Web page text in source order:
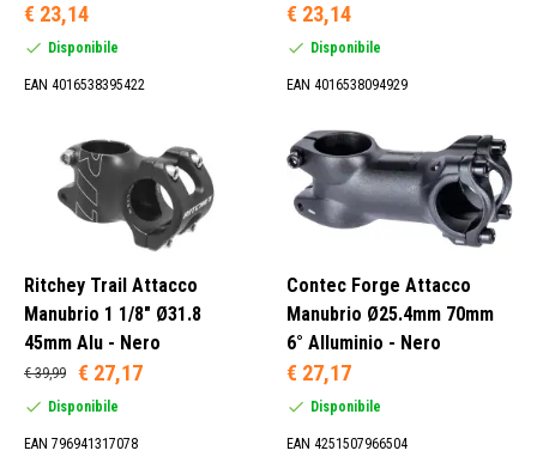
Inox (13)
Blu (4)
Cromo (6)
Grigio (1)
Multicolore (1)
Sì (153)
No (154)
€ 23,14
Disponibile
EAN 4016538395422
€ 23,14
Disponibile
EAN 4016538094929
Ritchey Trail Attacco
Manubrio 1 1/8" Ø31.8
45mm Alu - Nero
€ 39,99 € 27,17
Disponibile
EAN 796941317078
Contec Forge Attacco
Manubrio Ø25.4mm 70mm
6° Alluminio - Nero
€ 27,17
Disponibile
EAN 4251507966504